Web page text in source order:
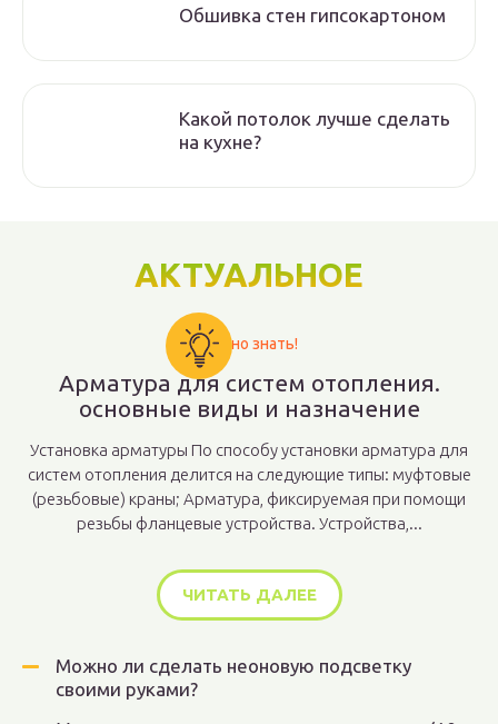
Обшивка стен гипсокартоном
Какой потолок лучше сделать
на кухне?
АКТУАЛЬНОЕ
Важно знать!
Арматура для систем отопления.
основные виды и назначение
Установка арматуры По способу установки арматура для
систем отопления делится на следующие типы: муфтовые
(резьбовые) краны; Арматура, фиксируемая при помощи
резьбы фланцевые устройства. Устройства,...
ЧИТАТЬ ДАЛЕЕ
Можно ли сделать неоновую подсветку
своими руками?